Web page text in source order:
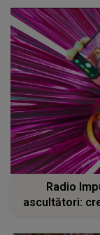
Radio
ascultători: